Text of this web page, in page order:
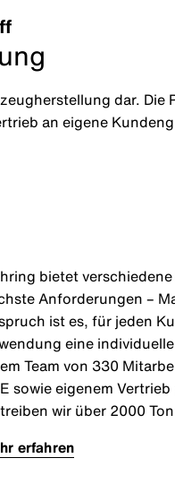
dar.
an eigene
bietet
Anforderungen –
ist es, für jeden
eine
Team von 330
sowie eigenem
wir über 2000
erfahren